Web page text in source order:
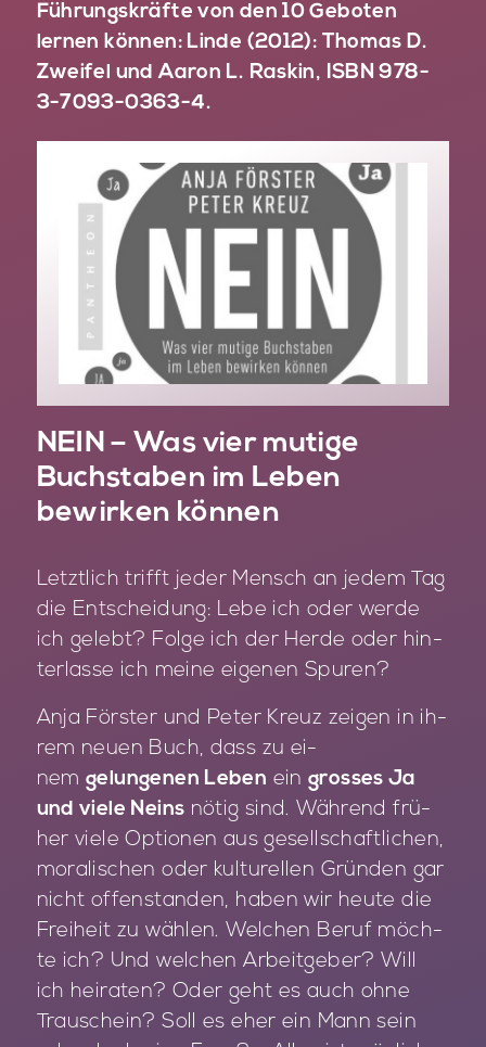
Führungskräfte von den 10 Geboten
lernen können: Linde (2012): Thomas D.
Zweifel und Aaron L. Raskin, ISBN 978-
3-7093-0363-4.
NEIN – Was vier mutige
Buchstaben im Leben
bewirken können
Letzt­lich trifft je­der Mensch an je­dem Tag
die Ent­schei­dung: Lebe ich oder wer­de
ich ge­lebt? Fol­ge ich der Her­de oder hin­
ter­las­se ich mei­ne ei­ge­nen Spu­ren?
Anja Förs­ter und Pe­ter Kreuz zei­gen in ih­
rem neu­en Buch, dass zu ei­
nemgelungenen Leben eingrosses Ja
und viele Neins nö­tig sind. Wäh­rend frü­
her vie­le Op­tio­nen aus ge­sell­schaft­li­chen,
mo­ra­li­schen oder kul­tu­rel­len Grün­den gar
nicht of­fen­stan­den, ha­ben wir heu­te die
Frei­heit zu wäh­len. Wel­chen Be­ruf möch­
te ich? Und wel­chen Ar­beit­ge­ber? Will
ich hei­ra­ten? Oder geht es auch ohne
Trau­schein? Soll es eher ein Mann sein